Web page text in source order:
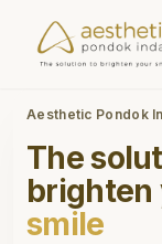
Aesthetic Pondok
The
brighten
smile